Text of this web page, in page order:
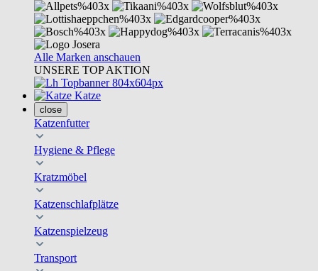
Alle Marken anschauen
UNSERE TOP AKTION
Katze
close
Katzenfutter
Hygiene & Pflege
Kratzmöbel
Katzenschlafplätze
Katzenspielzeug
Transport